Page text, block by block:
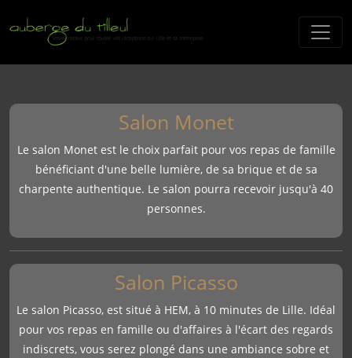
Salon Monet
Le salon Monet est le choix parfait pour vos repas de famille
bénéficiant d'une belle lumière, de sa brique et de sa
charpente authentique. Le salon pourra recevoir jusqu'à 40
personnes.
Salon Picasso
Le salon Picasso, est situé à HEM, à 10 minutes de Lille. Idéal
pour vos repas en famille ou d'affaires à l'écart des regards
indiscrets, vous serez plongé dans une ambiance sobre et